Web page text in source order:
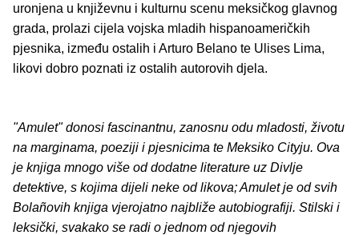
uronjena u književnu i kulturnu scenu meksičkog glavnog
grada, prolazi cijela vojska mladih hispanoameričkih
pjesnika, između ostalih i Arturo Belano te Ulises Lima,
likovi dobro poznati iz ostalih autorovih djela.
"Amulet" donosi fascinantnu, zanosnu odu mladosti, životu
na marginama, poeziji i pjesnicima te Meksiko Cityju. Ova
je knjiga mnogo više od dodatne literature uz Divlje
detektive, s kojima dijeli neke od likova; Amulet je od svih
Bolañovih knjiga vjerojatno najbliže autobiografiji. Stilski i
leksički, svakako se radi o jednom od njegovih